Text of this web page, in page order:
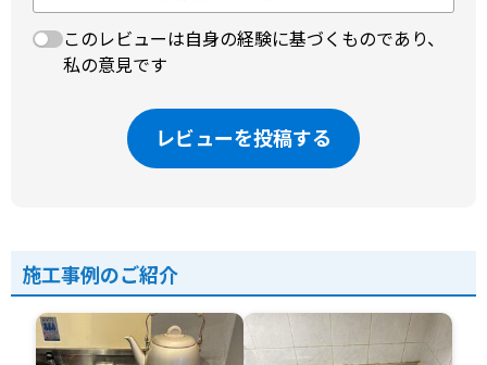
このレビューは自身の経験に基づくものであり、
私の意見です
レビューを投稿する
施工事例のご紹介